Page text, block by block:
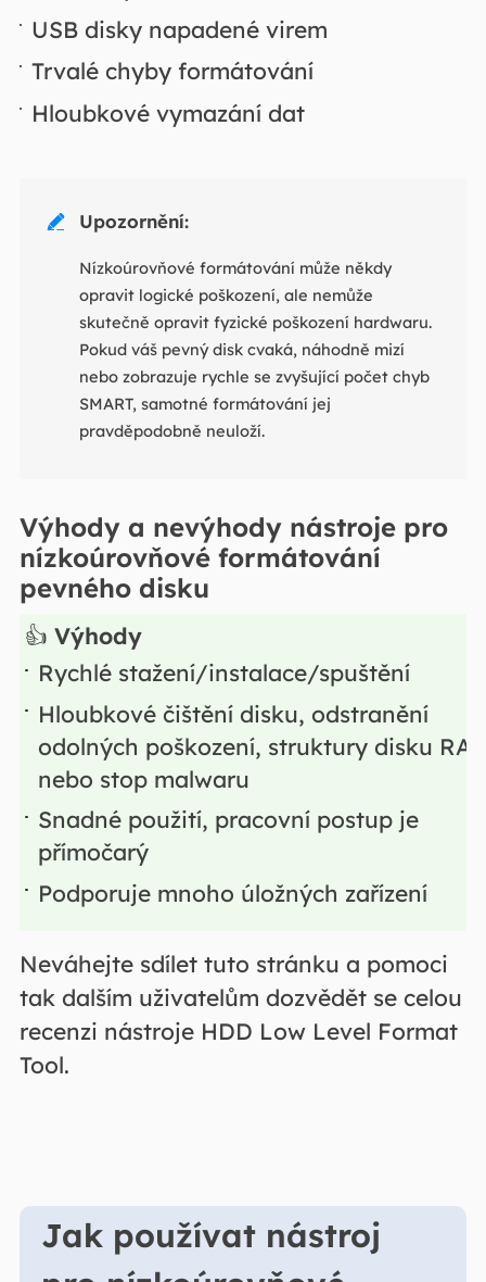
USB disky napadené virem
Trvalé chyby formátování
Hloubkové vymazání dat
 Upozornění:
Nízkoúrovňové formátování může někdy
opravit logické poškození, ale nemůže
skutečně opravit fyzické poškození hardwaru.
Pokud váš pevný disk cvaká, náhodně mizí
nebo zobrazuje rychle se zvyšující počet chyb
SMART, samotné formátování jej
pravděpodobně neuloží.
Výhody a nevýhody nástroje pro
nízkoúrovňové formátování
pevného disku
👍Výhody
Rychlé stažení/instalace/spuštění
Hloubkové čištění disku, odstranění
odolných poškození, struktury disku
nebo stop malwaru
Snadné použití, pracovní postup je
přímočarý
Podporuje mnoho úložných zařízení
Neváhejte sdílet tuto stránku a pomoci
tak dalším uživatelům dozvědět se celou
recenzi nástroje HDD Low Level Format
Tool.
Jak používat nástroj